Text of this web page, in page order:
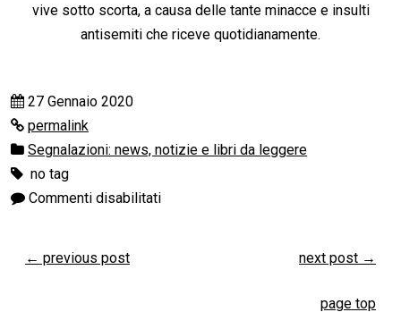
vive sotto scorta, a causa delle tante minacce e insulti
antisemiti che riceve quotidianamente.
27 Gennaio 2020
permalink
Segnalazioni: news, notizie e libri da leggere
no tag
Commenti disabilitati
← previous post next post →
page top